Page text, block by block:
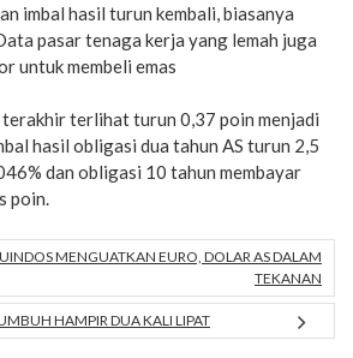
imbal hasil turun kembali, biasanya
pasar tenaga kerja yang lemah juga
untuk membeli emas
terakhir terlihat turun 0,37 poin menjadi
hasil obligasi dua tahun AS turun 2,5
dan obligasi 10 tahun membayar
poin.
MENGUATKAN EURO, DOLAR AS DALAM
TEKANAN
HAMPIR DUA KALI LIPAT